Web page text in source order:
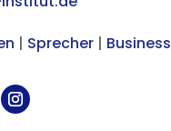
| Sprecher | Business